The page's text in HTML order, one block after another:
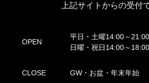
上記サイトからの受付
OPEN
平日・土曜14:00～21:00
日曜・祝日14:00～18:00
CLOSE GW・お盆・年末年始